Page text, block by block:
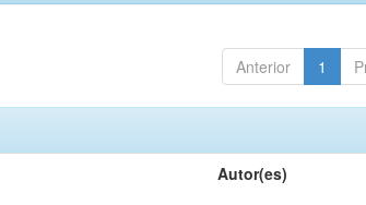
Anterior 1
Autor(es)